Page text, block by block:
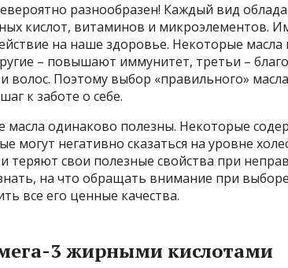
разнообразен! Каждый вид
кислот, витаминов и микроэлементов.
на наше здоровье. Некоторые
– повышают иммунитет, третьи –
волос. Поэтому выбор «правильного»
к заботе о себе.
масла одинаково полезны. Некоторые
могут негативно сказаться на уровне
теряют свои полезные свойства при
на что обращать внимание при
все его ценные качества.
3 жирными кислотами